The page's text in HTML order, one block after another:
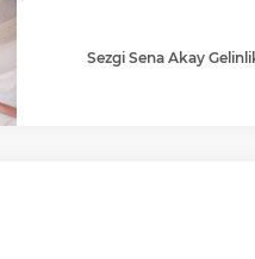
Sezgi Sena Akay